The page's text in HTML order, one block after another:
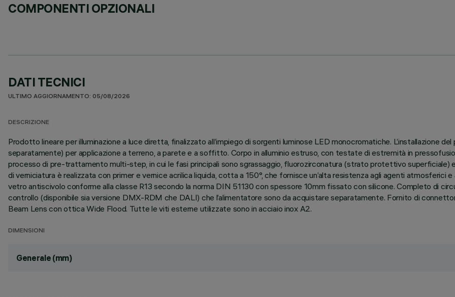
COMPONENTI OPZIONALI
DATI TECNICI
ULTIMO AGGIORNAMENTO: 05/08/2026
DESCRIZIONE
Prodotto lineare per illuminazione a luce diretta, finalizzato all’impiego di sorgenti luminose LED monocromatiche. L’installazione
separatamente) per applicazione a terreno, a parete e a soffitto. Corpo in alluminio estruso, con testate di estremità in
processo di pre-trattamento multi-step, in cui le fasi principali sono sgrassaggio, fluorozirconatura (strato protettivo superficiale)
di verniciatura è realizzata con primer e vernice acrilica liquida, cotta a 150°, che fornisce un’alta resistenza agli agenti atmosferici
vetro antiscivolo conforme alla classe R13 secondo la norma DIN 51130 con spessore 10mm fissato con silicone. Completo di
controllo (disponibile sia versione DMX-RDM che DALI) che l’alimentatore sono da acquistare separatamente. Fornito di
Beam Lens con ottica Wide Flood. Tutte le viti esterne utilizzate sono in acciaio inox A2.
DIMENSIONI
Generale (mm)